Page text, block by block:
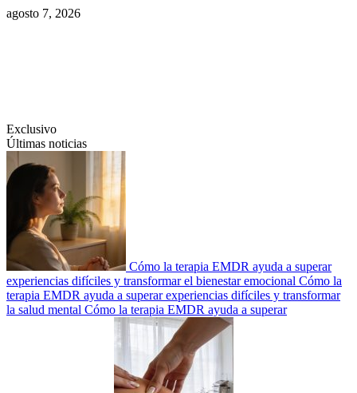
Saltar
agosto 7, 2026
Exclusivo
Últimas noticias
Cómo la terapia EMDR ayuda a superar
experiencias difíciles y transformar el bienestar emocional Cómo la
terapia EMDR ayuda a superar experiencias difíciles y transformar
la salud mental Cómo la terapia EMDR ayuda a superar